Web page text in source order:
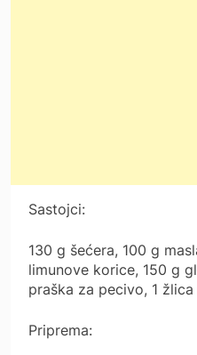
Sastojci:
130 g šećera, 100 g
limunove korice, 150 g
praška za pecivo, 1
Priprema: